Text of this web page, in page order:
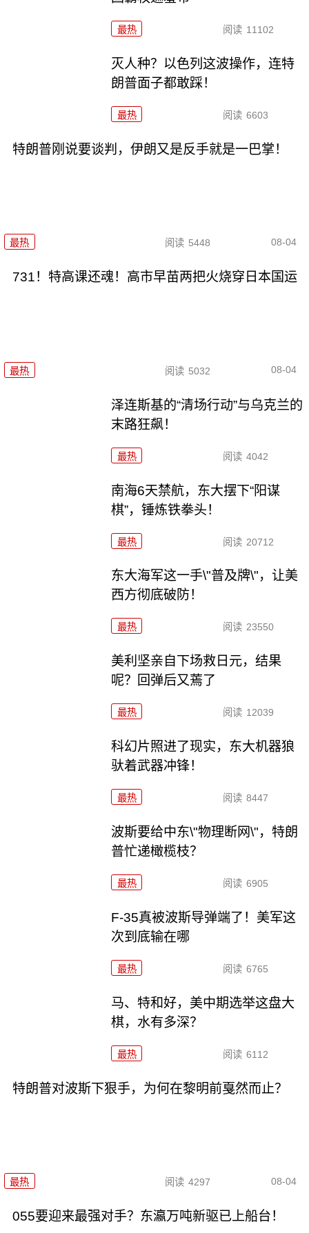
最热 阅读 11102
灭人种？以色列这波操作，连特
朗普面子都敢踩！
最热 阅读 6603
特朗普刚说要谈判，伊朗又是反手就是一巴掌！
最热 阅读 5448 08-04
731！特高课还魂！高市早苗两把火烧穿日本国运
最热 阅读 5032 08-04
泽连斯基的“清场行动”与乌克兰的
末路狂飙！
最热 阅读 4042
南海6天禁航，东大摆下“阳谋
棋”，锤炼铁拳头！
最热 阅读 20712
东大海军这一手\"普及牌\"，让美
西方彻底破防！
最热 阅读 23550
美利坚亲自下场救日元，结果
呢？回弹后又蔫了
最热 阅读 12039
科幻片照进了现实，东大机器狼
驮着武器冲锋！
最热 阅读 8447
波斯要给中东\"物理断网\"，特朗
普忙递橄榄枝？
最热 阅读 6905
F-35真被波斯导弹端了！美军这
次到底输在哪
最热 阅读 6765
马、特和好，美中期选举这盘大
棋，水有多深？
最热 阅读 6112
特朗普对波斯下狠手，为何在黎明前戛然而止？
最热 阅读 4297 08-04
055要迎来最强对手？东瀛万吨新驱已上船台！